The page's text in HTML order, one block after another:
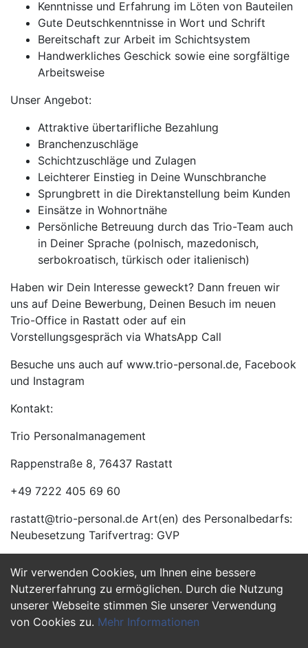
Wir verwenden Cookies, um Ihnen eine bessere
Nutzererfahrung zu ermöglichen. Durch die Nutzung
unserer Webseite stimmen Sie unserer Verwendung
von Cookies zu. Mehr Informationen
Kenntnisse und Erfahrung im Löten von Bauteilen
Gute Deutschkenntnisse in Wort und Schrift
Bereitschaft zur Arbeit im Schichtsystem
Handwerkliches Geschick sowie eine sorgfältige
Arbeitsweise
Unser Angebot:
Attraktive übertarifliche Bezahlung
Branchenzuschläge
Schichtzuschläge und Zulagen
Leichterer Einstieg in Deine Wunschbranche
Sprungbrett in die Direktanstellung beim Kunden
Einsätze in Wohnortnähe
Persönliche Betreuung durch das Trio-Team auch
in Deiner Sprache (polnisch, mazedonisch,
serbokroatisch, türkisch oder italienisch)
Haben wir Dein Interesse geweckt? Dann freuen wir
uns auf Deine Bewerbung, Deinen Besuch im neuen
Trio-Office in Rastatt oder auf ein
Vorstellungsgespräch via WhatsApp Call
Besuche uns auch auf www.trio-personal.de, Facebook
und Instagram
Kontakt:
Trio Personalmanagement
Rappenstraße 8, 76437 Rastatt
+49 7222 405 69 60
rastatt@trio-personal.de Art(en) des Personalbedarfs:
Neubesetzung Tarifvertrag: GVP
Jetzt Bewerben